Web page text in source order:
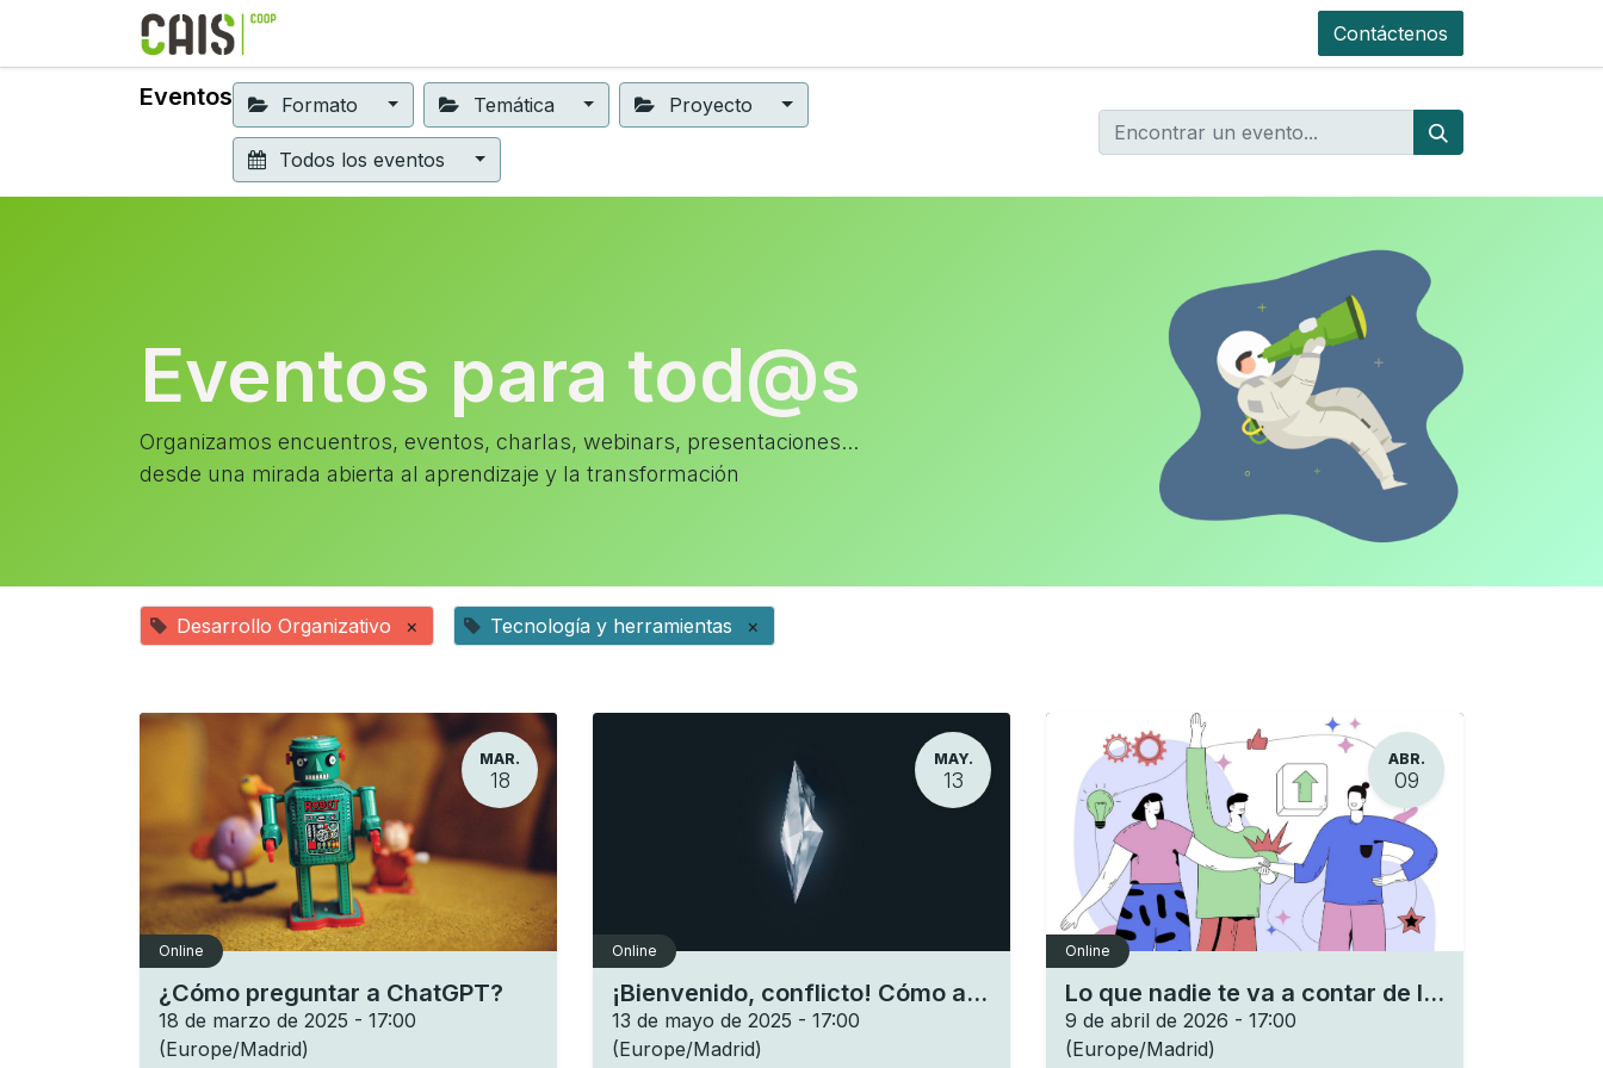
Contáctenos
Eventos Formato Temática Proyecto
Todos los eventos
Eventos para tod@s
Organizamos encuentros, eventos, charlas, webinars, presentaciones...
desde una mirada abierta al aprendizaje y la transformación
Desarrollo Organizativo × Tecnología y herramientas ×
MAR.
18
Online
¿Cómo preguntar a ChatGPT?
18 de marzo de 2025 - 17:00
(Europe/Madrid)
MAY.
13
Online
¡Bienvenido, conflicto! Cómo aprovechar su potencial transformador
13 de mayo de 2025 - 17:00
(Europe/Madrid)
ABR.
09
Online
Lo que nadie te va a contar de la IA
9 de abril de 2026 - 17:00
(Europe/Madrid)